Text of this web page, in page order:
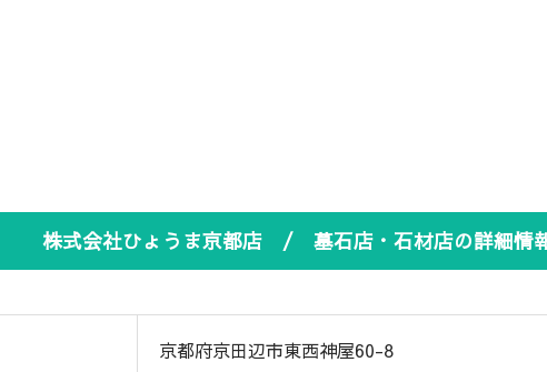
株式会社ひょうま京都店 / 墓石店・石材店の詳細情
京都府京田辺市東西神屋60-8